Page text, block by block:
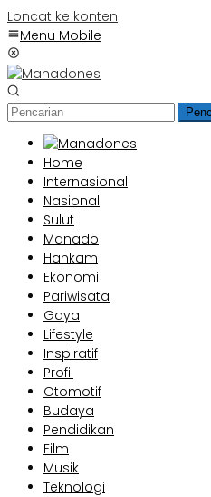
Loncat ke konten
Menu Mobile
Home
Internasional
Nasional
Sulut
Manado
Hankam
Ekonomi
Pariwisata
Gaya
Lifestyle
Inspiratif
Profil
Otomotif
Budaya
Pendidikan
Film
Musik
Teknologi